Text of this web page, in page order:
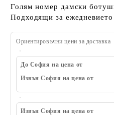
Голям номер дамски
Подходящи за
Ориентировъчни цени за доставка
До София на цена от
Извън София на цена от
Извън София на цена от